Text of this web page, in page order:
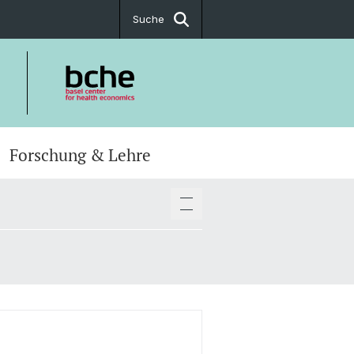
Suche
Forschung & Lehre